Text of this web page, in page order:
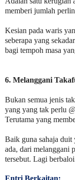
memberi jumlah
Kesian pada waris
seberapa yang
bagi tempoh masa
6. Melanggani
Bukan semua jenis
yang yang tak perlu
Terutama yang
Baik guna sahaja duit
ada, dari melanggani
tersebut. Lagi
Entri Berkaitan: